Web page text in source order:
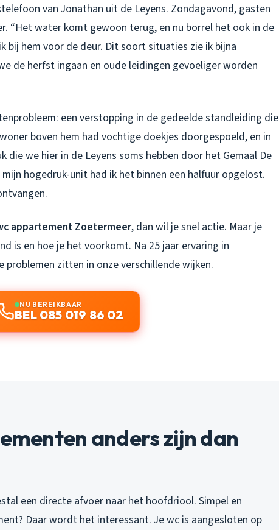
van Jonathan uit de Leyens. Zondagavond, gasten
“Het water komt gewoon terug, en nu borrel het ook in de
bij hem voor de deur. Dit soort situaties zie ik bijna
de herfst ingaan en oude leidingen gevoeliger worden
een verstopping in de gedeelde standleiding die
boven hem had vochtige doekjes doorgespoeld, en in
we hier in de Leyens soms hebben door het Gemaal De
hogedruk-unit had ik het binnen een halfuur opgelost.
appartement Zoetermeer, dan wil je snel actie. Maar je
is en hoe je het voorkomt. Na 25 jaar ervaring in
zitten in onze verschillende wijken.
NU BEREIKBAAR
BEL 085 019 86 02
anders zijn dan
een directe afvoer naar het hoofdriool. Simpel en
Daar wordt het interessant. Je wc is aangesloten op